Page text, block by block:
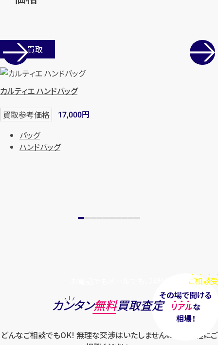
店舗買取
カルティエ ハンドバッグ
買取参考価格 17,000円
バッグ
ハンドバッグ
ご相談
その場で聞ける
リアルな
相場！
カンタン無料買取査定
どんなご相談でもOK! 無理な交渉はいたしませんのでお気軽にご